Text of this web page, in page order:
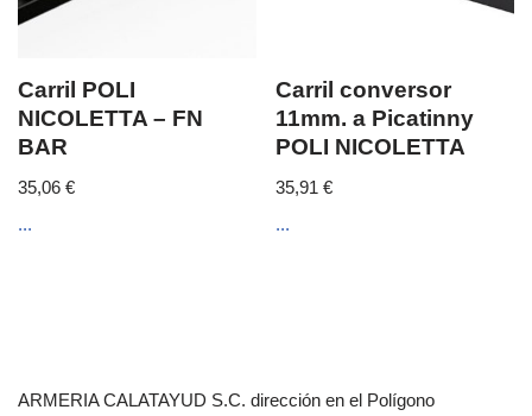
Carril POLI
NICOLETTA – FN
BAR
35,06 €
...
Carril conversor
11mm. a Picatinny
POLI NICOLETTA
35,91€
...
ARMERIA CALATAYUD S.C. dirección en el Polígono